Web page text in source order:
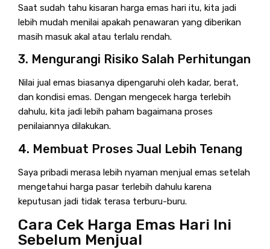
Saat sudah tahu kisaran harga emas hari itu, kita jadi
lebih mudah menilai apakah penawaran yang diberikan
masih masuk akal atau terlalu rendah.
3. Mengurangi Risiko Salah Perhitungan
Nilai jual emas biasanya dipengaruhi oleh kadar, berat,
dan kondisi emas. Dengan mengecek harga terlebih
dahulu, kita jadi lebih paham bagaimana proses
penilaiannya dilakukan.
4. Membuat Proses Jual Lebih Tenang
Saya pribadi merasa lebih nyaman menjual emas setelah
mengetahui harga pasar terlebih dahulu karena
keputusan jadi tidak terasa terburu-buru.
Cara Cek Harga Emas Hari Ini
Sebelum Menjual